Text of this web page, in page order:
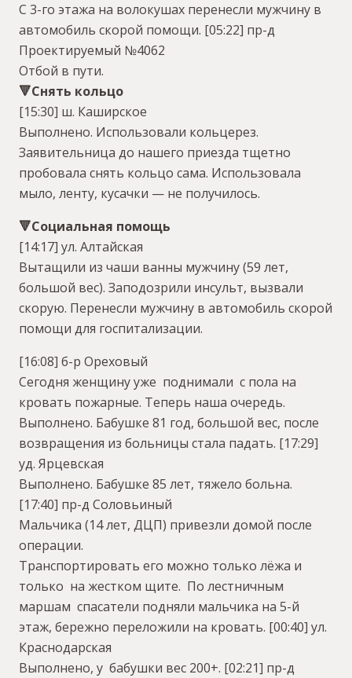
С 3-го этажа на волокушах перенесли мужчину в
автомобиль скорой помощи. [05:22] пр-д
Проектируемый №4062
Отбой в пути.
🔻Снять кольцо
[15:30] ш. Каширское
Выполнено. Использовали кольцерез.
Заявительница до нашего приезда тщетно
пробовала снять кольцо сама. Использовала
мыло, ленту, кусачки — не получилось.
🔻Социальная помощь
[14:17] ул. Алтайская
Вытащили из чаши ванны мужчину (59 лет,
большой вес). Заподозрили инсульт, вызвали
скорую. Перенесли мужчину в автомобиль скорой
помощи для госпитализации.
[16:08] б-р Ореховый
Сегодня женщину уже поднимали с пола на
кровать пожарные. Теперь наша очередь.
Выполнено. Бабушке 81 год, большой вес, после
возвращения из больницы стала падать. [17:29]
уд. Ярцевская
Выполнено. Бабушке 85 лет, тяжело больна.
[17:40] пр-д Соловьиный
Мальчика (14 лет, ДЦП) привезли домой после
операции.
Транспортировать его можно только лёжа и
только на жестком щите. По лестничным
маршам спасатели подняли мальчика на 5-й
этаж, бережно переложили на кровать. [00:40] ул.
Краснодарская
Выполнено, у бабушки вес 200+. [02:21] пр-д